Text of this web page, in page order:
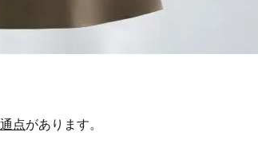
点があります。